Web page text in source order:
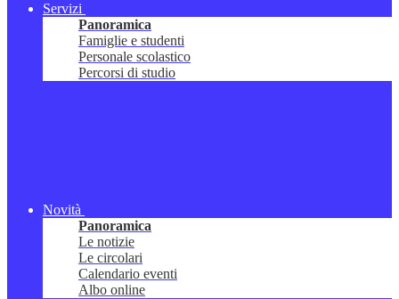
Servizi
Panoramica
Famiglie e studenti
Personale scolastico
Percorsi di studio
Novità
Panoramica
Le notizie
Le circolari
Calendario eventi
Albo online